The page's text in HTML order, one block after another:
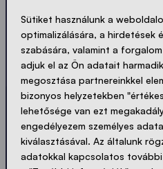
ADATVÉDELEM
LOADING -
Sütiket használunk a
optimalizálására, a hirdetések
szabására, valamint a
adjuk el az Ön adatait
megosztása partnereinkkel
bizonyos helyzetekben
lehetősége van ezt
engedélyezem személyes
kiválasztásával. Az általunk
adatokkal kapcsolatos